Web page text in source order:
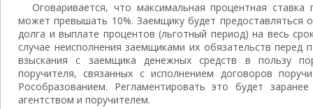
Оговаривается, что максимальная процентная
может превышать 10%. Заемщику будет предоставляться
долга и выплате процентов (льготный период) на весь
случае неисполнения заемщиками их обязательств перед
взыскания с заемщика денежных средств в пользу
поручителя, связанных с исполнением договоров
Рособразованием. Регламентировать это будет
агентством и поручителем.